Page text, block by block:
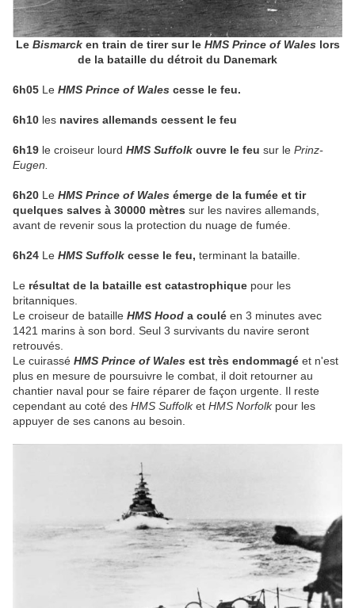
Le Bismarcken train de tirer sur le HMS Prince of Waleslors
de la bataille du détroit du Danemark
6h05 Le HMS Prince of Wales cesse le feu.
6h10 les navires allemands cessent le feu
6h19 le croiseur lourd HMS Suffolk ouvre le feu sur le Prinz-
Eugen.
6h20 Le HMS Prince of Wales émerge de la fumée et tir
quelques salves à 30000 mètres sur les navires allemands,
avant de revenir sous la protection du nuage de fumée.
6h24 Le HMS Suffolk cesse le feu, terminant la bataille.
Le résultat de la bataille est catastrophique pour les
britanniques.
Le croiseur de bataille HMS Hood a coulé en 3 minutes avec
1421 marins à son bord. Seul 3 survivants du navire seront
retrouvés.
Le cuirassé HMS Prince of Wales est très endommagé et n'est
plus en mesure de poursuivre le combat, il doit retourner au
chantier naval pour se faire réparer de façon urgente. Il reste
cependant au coté des HMS Suffolket HMS Norfolkpour les
appuyer de ses canons au besoin.